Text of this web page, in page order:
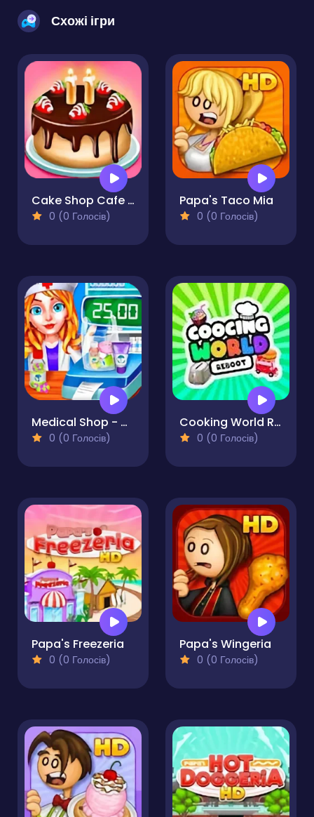
Схожі ігри
Cake Shop Cafe Pastries & Waffles cooking Game
0 (0 Голосів)
Papa's Taco Mia
0 (0 Голосів)
Medical Shop - Cash Register Drug Store
0 (0 Голосів)
Cooking World Reborn
0 (0 Голосів)
Papa's Freezeria
0 (0 Голосів)
Papa's Wingeria
0 (0 Голосів)